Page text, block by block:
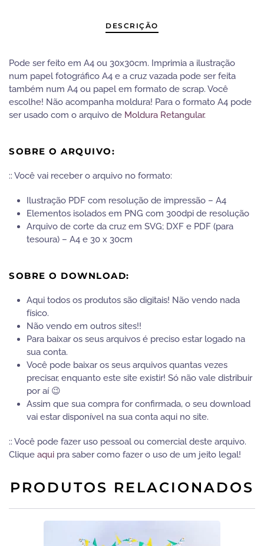
DESCRIÇÃO
Pode ser feito em A4 ou 30x30cm. Imprimia a ilustração
num papel fotográfico A4 e a cruz vazada pode ser feita
também num A4 ou papel em formato de scrap. Você
escolhe! Não acompanha moldura! Para o formato A4 pode
ser usado com o arquivo de Moldura Retangular.
SOBRE O ARQUIVO:
:: Você vai receber o arquivo no formato:
Ilustração PDF com resolução de impressão – A4
Elementos isolados em PNG com 300dpi de resolução
Arquivo de corte da cruz em SVG; DXF e PDF (para
tesoura) – A4 e 30 x 30cm
SOBRE O DOWNLOAD:
Aqui todos os produtos são digitais! Não vendo nada
físico.
Não vendo em outros sites!!
Para baixar os seus arquivos é preciso estar logado na
sua conta.
Você pode baixar os seus arquivos quantas vezes
precisar, enquanto este site existir! Só não vale distribuir
por aí 😉
Assim que sua compra for confirmada, o seu download
vai estar disponível na sua conta aqui no site.
:: Você pode fazer uso pessoal ou comercial deste arquivo.
Clique aqui pra saber como fazer o uso de um jeito legal!
PRODUTOS RELACIONADOS